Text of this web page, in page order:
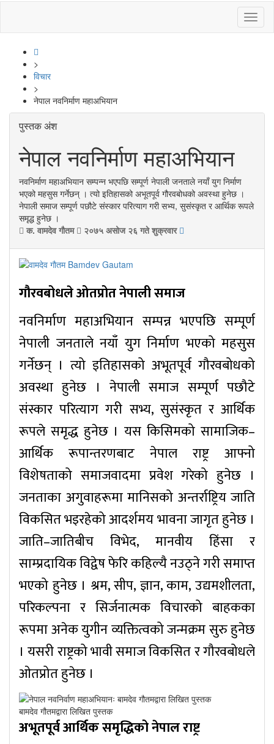
>
विचार
>
नेपाल नवनिर्माण महाअभियान
पुस्तक अंश
नेपाल नवनिर्माण महाअभियान
नवनिर्माण महाअभियान सम्पन्न भएपछि सम्पूर्ण नेपाली जनताले नयाँ युग निर्माण
भएको महसुस गर्नेछन् । त्यो इतिहासको अभूतपूर्व गौरवबोधको अवस्था हुनेछ ।
नेपाली समाज सम्पूर्ण पछौटे संस्कार परित्याग गरी सभ्य, सुसंस्कृत र आर्थिक रूपले
समृद्ध हुनेछ ।
क. वामदेव गाैतम
२०७५ असोज २६ गते शुक्रवार
गौरवबोधले ओतप्रोत नेपाली समाज
नवनिर्माण महाअभियान सम्पन्न भएपछि सम्पूर्ण
नेपाली जनताले नयाँ युग निर्माण भएको महसुस
गर्नेछन् । त्यो इतिहासको अभूतपूर्व गौरवबोधको
अवस्था हुनेछ । नेपाली समाज सम्पूर्ण पछौटे
संस्कार परित्याग गरी सभ्य, सुसंस्कृत र आर्थिक
रूपले समृद्ध हुनेछ । यस किसिमको सामाजिक–
आर्थिक रूपान्तरणबाट नेपाल राष्ट्र आफ्नो
विशेषताको समाजवादमा प्रवेश गरेको हुनेछ ।
जनताका अगुवाहरूमा मानिसको अन्तर्राष्ट्रिय जाति
विकसित भइरहेको आदर्शमय भावना जागृत हुनेछ ।
जाति–जातिबीच विभेद, मानवीय हिंसा र
साम्प्रदायिक विद्वेष फेरि कहिल्यै नउठ्ने गरी समाप्त
भएको हुनेछ । श्रम, सीप, ज्ञान, काम, उद्यमशीलता,
परिकल्पना र सिर्जनात्मक विचारको बाहकका
रूपमा अनेक युगीन व्यक्तित्वको जन्मक्रम सुरु हुनेछ
। यसरी राष्ट्रको भावी समाज विकसित र गौरवबोधले
ओतप्रोत हुनेछ ।
बामदेव गौतमद्वारा लिखित पुस्तक
अभूतपूर्व आर्थिक समृद्धिको नेपाल राष्ट्र